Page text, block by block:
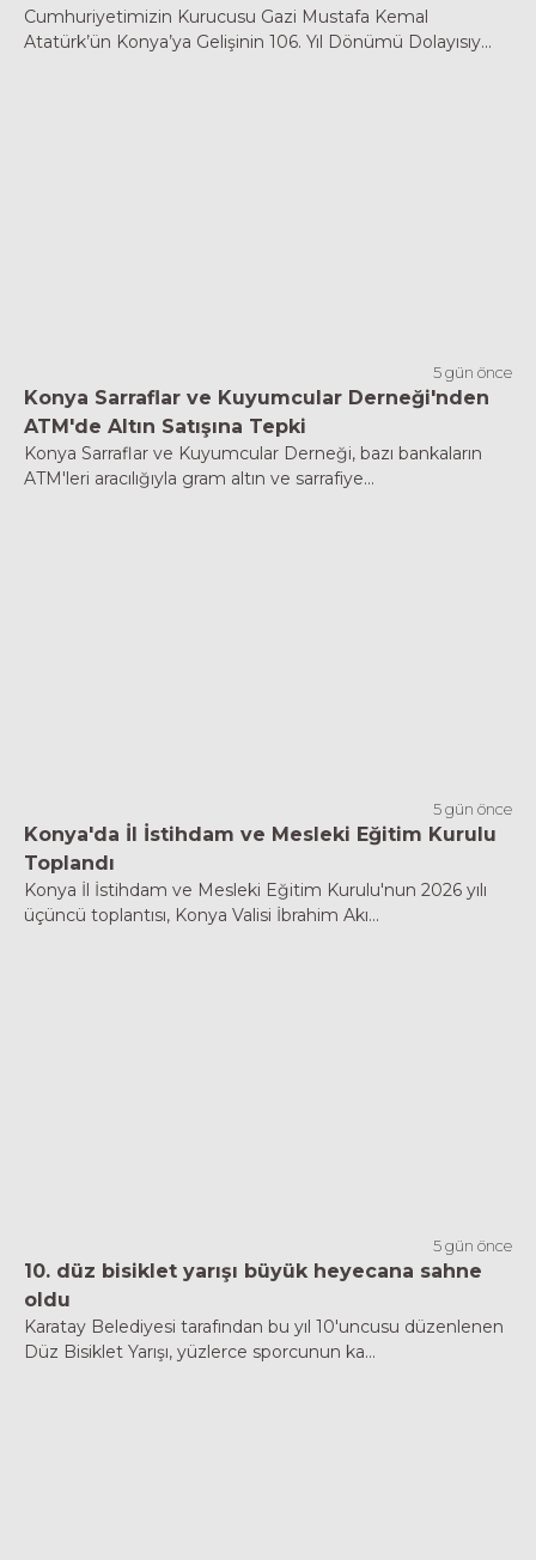
Cumhuriyetimizin Kurucusu Gazi Mustafa Kemal
Atatürk’ün Konya’ya Gelişinin 106. Yıl Dönümü Dolayısıy...
5 gün önce
Konya Sarraflar ve Kuyumcular Derneği'nden
ATM'de Altın Satışına Tepki
Konya Sarraflar ve Kuyumcular Derneği, bazı bankaların
ATM'leri aracılığıyla gram altın ve sarrafiye...
5 gün önce
Konya'da İl İstihdam ve Mesleki Eğitim Kurulu
Toplandı
Konya İl İstihdam ve Mesleki Eğitim Kurulu'nun 2026 yılı
üçüncü toplantısı, Konya Valisi İbrahim Akı...
5 gün önce
10. düz bisiklet yarışı büyük heyecana sahne
oldu
Karatay Belediyesi tarafından bu yıl 10'uncusu düzenlenen
Düz Bisiklet Yarışı, yüzlerce sporcunun ka...